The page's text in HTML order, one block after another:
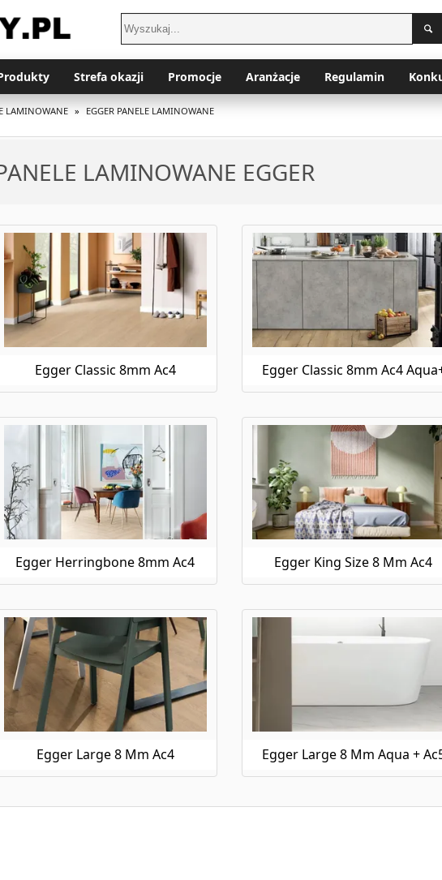
Strefa okazji Promocje Aranżacje Regulamin
LAMINOWANE » EGGER PANELE LAMINOWANE
LAMINOWANE EGGER
Egger Classic 8mm Ac4 Egger Classic 8mm Ac4
Egger Herringbone 8mm Ac4 Egger King Size 8 Mm Ac4
Egger Large 8 Mm Ac4 Egger Large 8 Mm Aqua +